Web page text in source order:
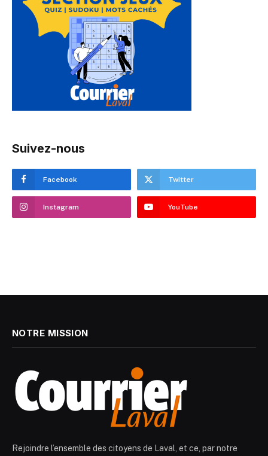
Suivez-nous
Facebook Twitter
Instagram YouTube
NOTRE MISSION
Rejoindre l’ensemble des citoyens de Laval, et ce, par notre